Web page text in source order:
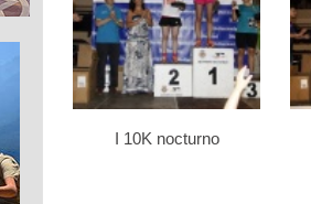
I 10K nocturno